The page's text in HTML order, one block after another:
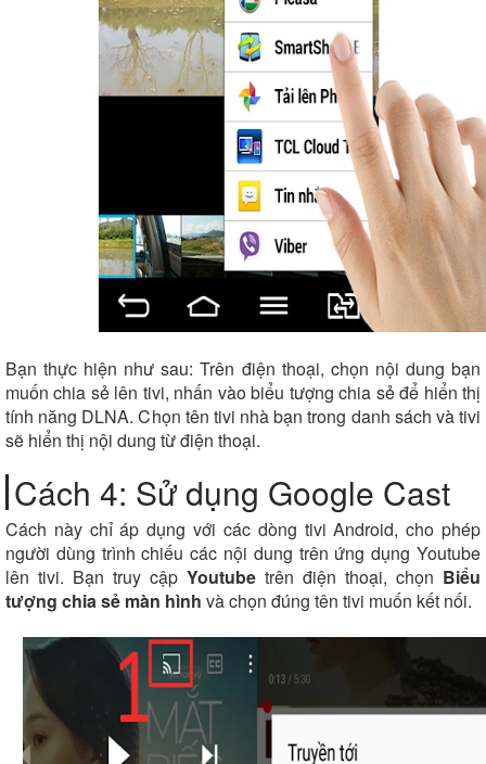
Bạn thực hiện như sau: Trên điện thoại, chọn nội dung bạn
muốn chia sẻ lên tivi, nhấn vào biểu tượng chia sẻ để hiển thị
tính năng DLNA. Chọn tên tivi nhà bạn trong danh sách và tivi
sẽ hiển thị nội dung từ điện thoại.
Cách 4: Sử dụng Google Cast
Cách này chỉ áp dụng với các dòng tivi Android, cho phép
người dùng trình chiếu các nội dung trên ứng dụng Youtube
lên tivi. Bạn truy cập Youtube trên điện thoại, chọn Biểu
tượng chia sẻ màn hình và chọn đúng tên tivi muốn kết nối.